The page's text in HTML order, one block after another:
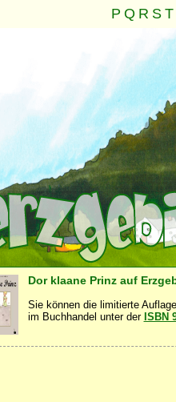
P Q R S T
Dor klaane Prinz auf
Sie können die limitierte
im Buchhandel unter der ISBN